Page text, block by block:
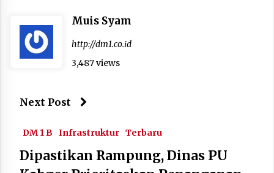
Muis Syam
http://dm1.co.id
3,487 views
Next Post
DM 1 B Infrastruktur Terbaru
Dipastikan Rampung, Dinas PU